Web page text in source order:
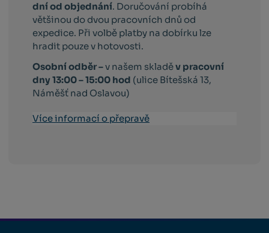
dní od objednání. Doručování probíhá
většinou do dvou pracovních dnů od
expedice. Při volbě platby na dobírku lze
hradit pouze v hotovosti.
Osobní odběr –v našem skladěv pracovní
dny 13:00 – 15:00 hod (ulice Bítešská 13,
Náměšť nad Oslavou)
Více informací o přepravě